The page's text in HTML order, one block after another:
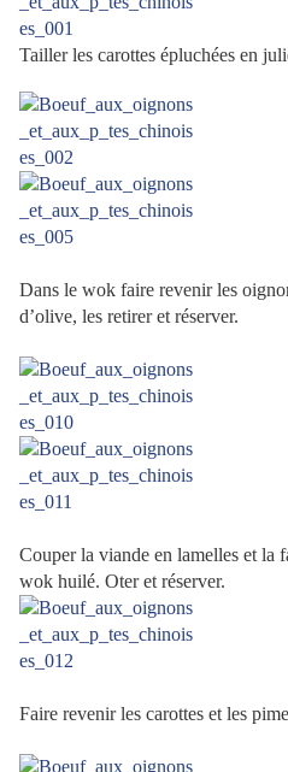
Tailler les carottes épluchées en
Dans le wok faire revenir les
d’olive, les retirer et réserver.
Couper la viande en lamelles et la
wok huilé. Oter et réserver.
Faire revenir les carottes et les